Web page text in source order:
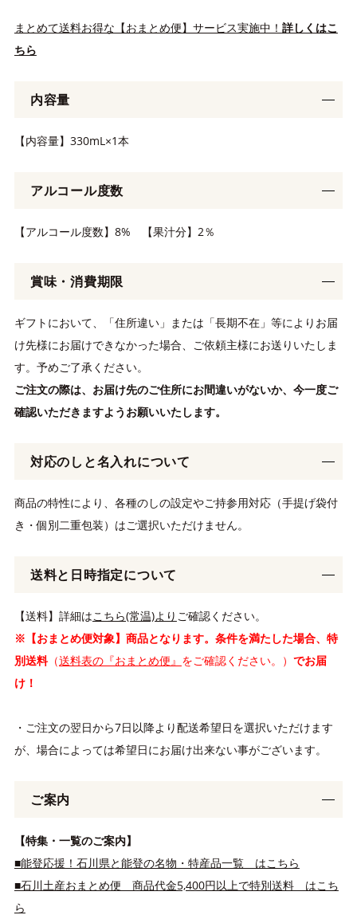
まとめて送料お得な【おまとめ便】サービス実施中！ 詳しくはこ
ちら
内容量
【内容量】330mL×1本
アルコール度数
【アルコール度数】8% 【果汁分】2％
賞味・消費期限
ギフトにおいて、「住所違い」または「長期不在」等によりお届
け先様にお届けできなかった場合、ご依頼主様にお送りいたしま
す。予めご了承ください。
ご注文の際は、お届け先のご住所にお間違いがないか、今一度ご
確認いただきますようお願いいたします。
対応のしと名入れについて
商品の特性により、各種のしの設定やご持参用対応（手提げ袋付
き・個別二重包装）はご選択いただけません。
送料と日時指定について
【送料】詳細はこちら(常温)より ご確認ください。
※【おまとめ便対象】商品となります。条件を満たした場合、特
別送料（送料表の『おまとめ便』 をご確認ください。） でお届
け！
・ご注文の翌日から7日以降より配送希望日を選択いただけます
が、場合によっては希望日にお届け出来ない事がございます。
ご案内
【特集・一覧のご案内】
■能登応援！石川県と能登の名物・特産品一覧 はこちら
■石川土産おまとめ便 商品代金5,400円以上で特別送料 はこち
ら